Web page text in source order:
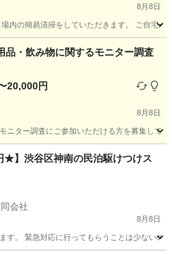
8月8日
場内の簡易清掃をしていただきます。 ご自宅
他 社用車
品・飲み物に関するモニター調査
20,000円
8月8日
ニター調査にご参加いただける方を募集し
他 モニター
★】渋谷区神南の民泊駆けつけス
会社
8月8日
す。 緊急対応に行ってもらうことは少ない